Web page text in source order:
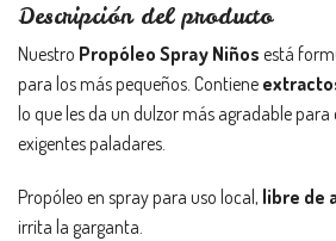
Descripción del producto
Nuestro Propóleo Spray Niños está
para los más pequeños. Contiene
lo que les da un dulzor más agradable para
exigentes paladares.
Propóleo en spray para uso local, libre de
irrita la garganta.